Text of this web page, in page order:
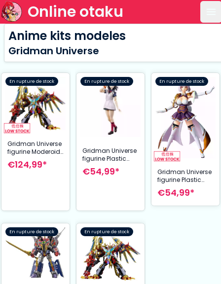
Online otaku
Anime kits modeles
Gridman Universe
En rupture de stock
Gridman Universe
figurine Moderoid
Plastic Model Kit
Rogue Kaiser
€124,99*
En rupture de stock
Gridman Universe
figurine Plastic
Model Kit Rikka
Takarada 15 cm
€54,99*
En rupture de stock
Gridman Universe
figurine Plastic
Model Kit Akane
Shinjo (New Order)
€54,99*
En rupture de stock En rupture de stock